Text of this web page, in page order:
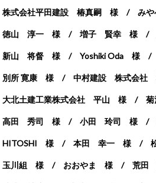
株式会社平田建設 椿真嗣 様 / み
徳山 淳一 様 / 増子 賢幸 様 /
新山 将督 様 / Yoshiki Oda 様 /
別所 寛康 様 / 中村建設 株式
大北土建工業株式会社 平山
高田 秀司 様 / 小田 玲司 様 /
HITOSHI 様 / 本田 幸一 様 /
玉川組 様 / おおやま 様 / 荒